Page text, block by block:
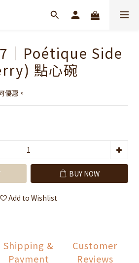
｜Poétique Side
點心碗
優惠。
BUY NOW
Add to Wishlist
Shipping &
Payment
Customer
Reviews